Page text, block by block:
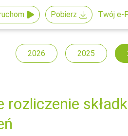
Pobierz Twój e-
2026 2025
rozliczenie